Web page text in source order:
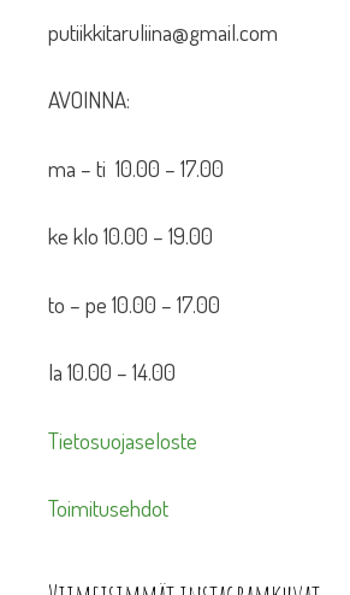
putiikkitaruliina@gmail.com
AVOINNA:
ma – ti 10.00 – 17.00
ke klo 10.00 – 19.00
to – pe 10.00 – 17.00
la 10.00 – 14.00
Tietosuojaseloste
Toimitusehdot